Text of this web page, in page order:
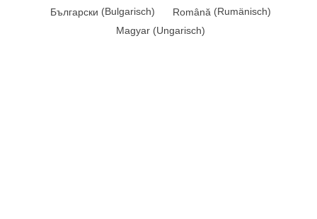
Български (Bulgarisch) Română (Rumänisch)
Magyar(Ungarisch)